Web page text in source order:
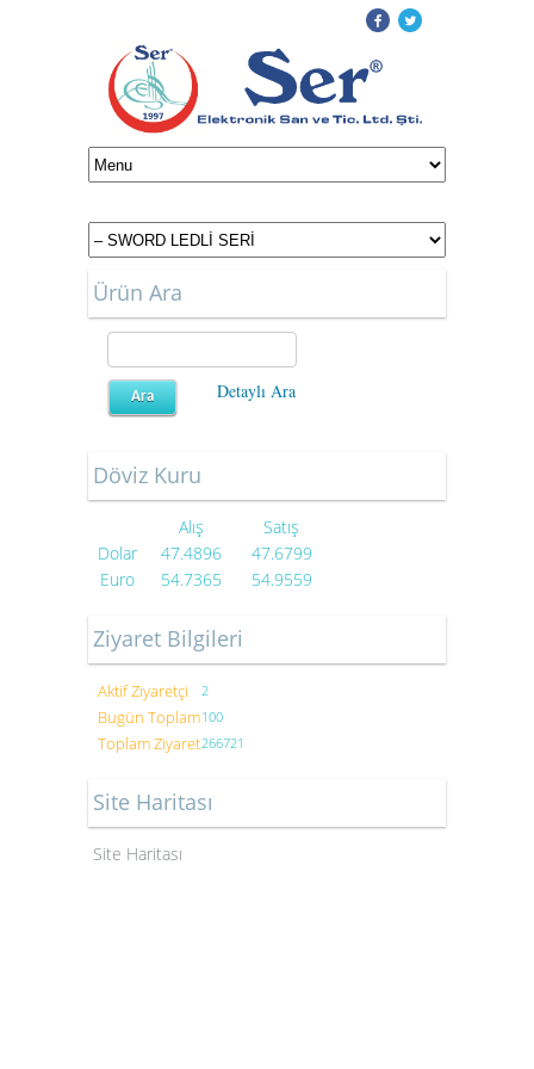
Ürün Ara
Detaylı Ara
Döviz Kuru
Alış
Satış
Dolar
47.4896
47.6799
Euro
54.7365 54.9559
Ziyaret Bilgileri
Aktif Ziyaretçi 2
Bugün Toplam100
Toplam Ziyaret266721
Site Haritası
Site Haritası